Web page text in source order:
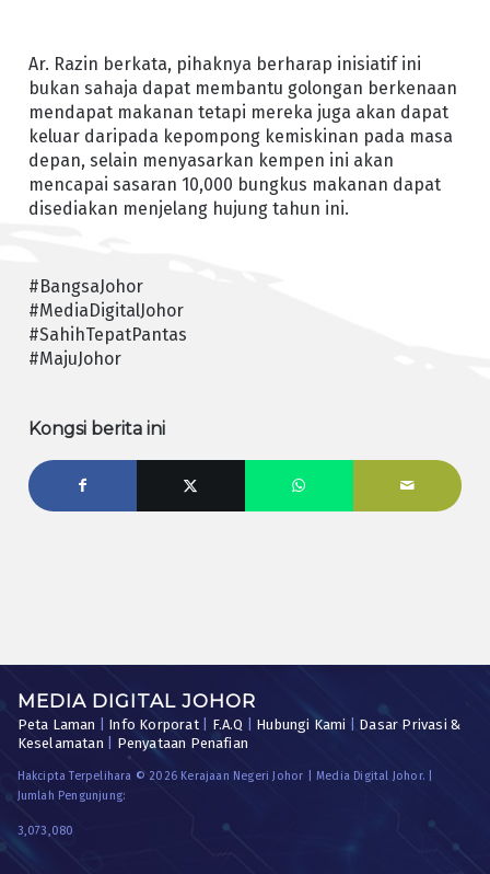
Ar. Razin berkata, pihaknya berharap inisiatif ini
bukan sahaja dapat membantu golongan berkenaan
mendapat makanan tetapi mereka juga akan dapat
keluar daripada kepompong kemiskinan pada masa
depan, selain menyasarkan kempen ini akan
mencapai sasaran 10,000 bungkus makanan dapat
disediakan menjelang hujung tahun ini.
#BangsaJohor
#MediaDigitalJohor
#SahihTepatPantas
#MajuJohor
Kongsi berita ini
MEDIA DIGITAL JOHOR
Peta Laman Info Korporat| F.A.Q Hubungi Kami
Dasar Privasi &
Keselamatan
Penyataan Penafian
Hakcipta Terpelihara © 2026 Kerajaan Negeri Johor | Media Digital Johor. |
Jumlah Pengunjung:
3,073,080